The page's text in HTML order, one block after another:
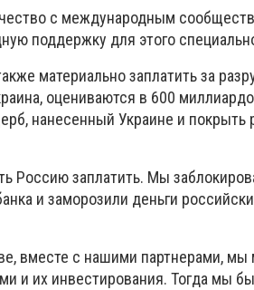
с международным
поддержку для этого
материально заплатить за
оцениваются в 600
нанесенный Украине и покрыть
Россию заплатить. Мы
и заморозили деньги
вместе с нашими партнерами, мы
и их инвестирования. Тогда мы